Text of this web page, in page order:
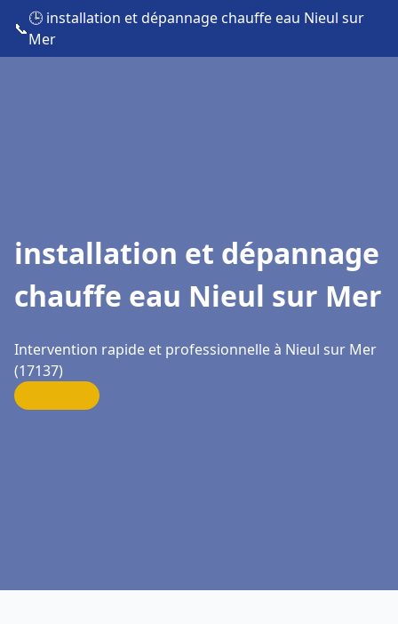
📞
🕒 installation et dépannage chauffe eau Nieul sur
Mer
installation et dépannage
chauffe eau Nieul sur Mer
Intervention rapide et professionnelle à Nieul sur Mer
(17137)